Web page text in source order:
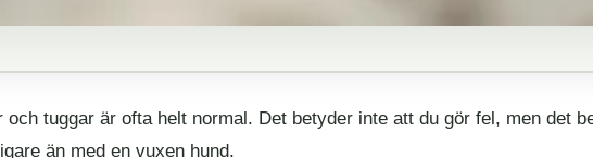
och tuggar är ofta helt normal. Det betyder inte att du gör fel, men det
än med en vuxen hund.